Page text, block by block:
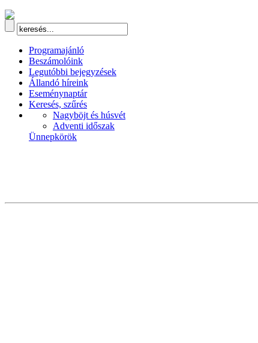
Programajánló
Beszámolóink
Legutóbbi bejegyzések
Állandó híreink
Eseménynaptár
Keresés, szűrés
Nagyböjt és húsvét
Adventi időszak
Ünnepkörök